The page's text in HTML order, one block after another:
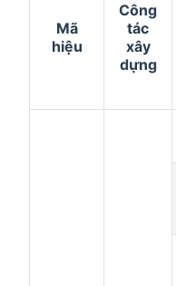
Mã
hiệu
Công
tác
xây
dựng